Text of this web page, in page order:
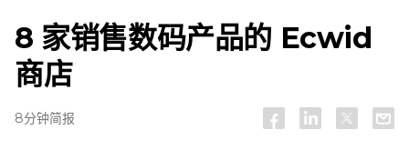
8 家销售数码产品的 Ecwid
商店
8分钟简报